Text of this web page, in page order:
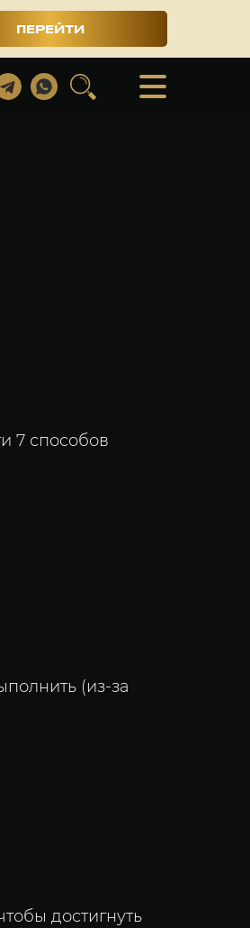
ПЕРЕЙТИ
7 способов
(из-за
достигнуть